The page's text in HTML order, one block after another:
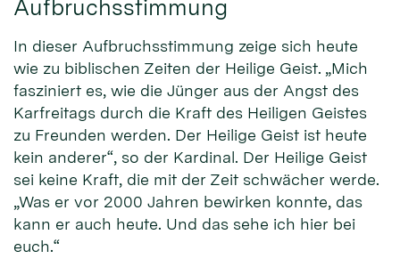
Aufbruchsstimmung
In dieser Aufbruchsstimmung zeige sich heute
wie zu biblischen Zeiten der Heilige Geist. „Mich
fasziniert es, wie die Jünger aus der Angst des
Karfreitags durch die Kraft des Heiligen Geistes
zu Freunden werden. Der Heilige Geist ist heute
kein anderer“, so der Kardinal. Der Heilige Geist
sei keine Kraft, die mit der Zeit schwächer werde.
„Was er vor 2000 Jahren bewirken konnte, das
kann er auch heute. Und das sehe ich hier bei
euch.“